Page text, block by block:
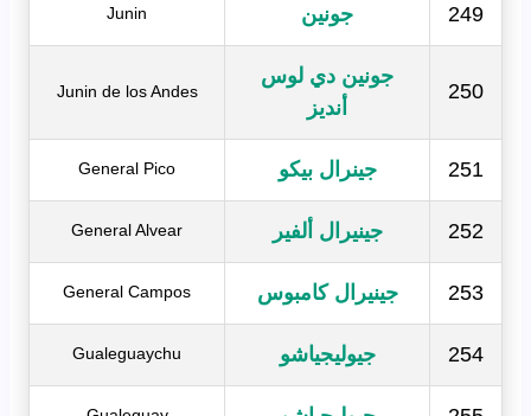
249 جونين Junin
250
جونين دي لوس
أنديز
Junin de los Andes
251 جينرال بيكو General Pico
252 جينيرال ألفير General Alvear
253 جينيرال كامبوس General Campos
254 جيوليجياشو Gualeguaychu